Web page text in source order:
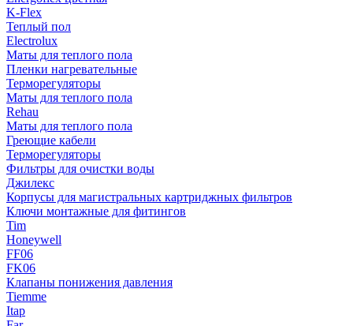
K-Flex
Теплый пол
Electrolux
Маты для теплого пола
Пленки нагревательные
Терморегуляторы
Маты для теплого пола
Rehau
Маты для теплого пола
Греющие кабели
Терморегуляторы
Фильтры для очистки воды
Джилекс
Корпусы для магистральных картриджных фильтров
Ключи монтажные для фитингов
Tim
Honeywell
FF06
FK06
Клапаны понижения давления
Tiemme
Itap